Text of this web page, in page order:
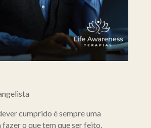
cumprido é sempre uma
o que tem que ser feito.